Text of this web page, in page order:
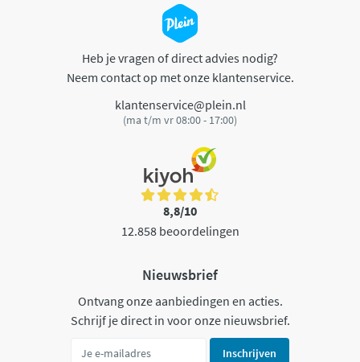
Heb je vragen of direct advies nodig?
Neem contact op met onze klantenservice.
klantenservice@plein.nl
(ma t/m vr 08:00 - 17:00)
8,8/10
12.858 beoordelingen
Nieuwsbrief
Ontvang onze aanbiedingen en acties.
Schrijf je direct in voor onze nieuwsbrief.
Inschrijven